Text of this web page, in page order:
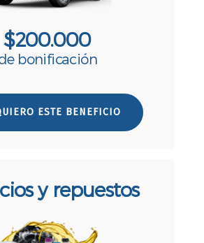
$200.000
bonificación
ESTE BENEFICIO
y repuestos